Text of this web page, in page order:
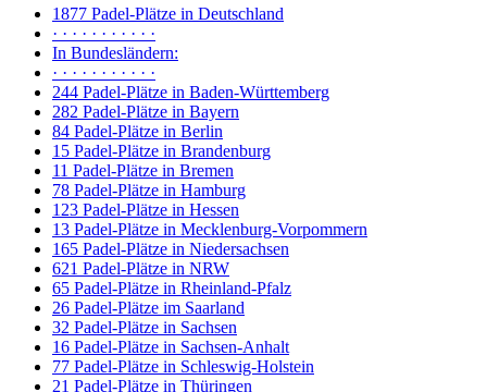
1877 Padel-Plätze in Deutschland
· · · · · · · · · · ·
In Bundesländern:
· · · · · · · · · · ·
244 Padel-Plätze in Baden-Württemberg
282 Padel-Plätze in Bayern
84 Padel-Plätze in Berlin
15 Padel-Plätze in Brandenburg
11 Padel-Plätze in Bremen
78 Padel-Plätze in Hamburg
123 Padel-Plätze in Hessen
13 Padel-Plätze in Mecklenburg-Vorpommern
165 Padel-Plätze in Niedersachsen
621 Padel-Plätze in NRW
65 Padel-Plätze in Rheinland-Pfalz
26 Padel-Plätze im Saarland
32 Padel-Plätze in Sachsen
16 Padel-Plätze in Sachsen-Anhalt
77 Padel-Plätze in Schleswig-Holstein
21 Padel-Plätze in Thüringen